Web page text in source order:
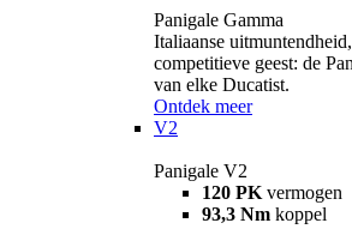
Panigale Gamma
Italiaanse
competitieve geest: de
van elke Ducatist.
Ontdek meer
V2
Panigale V2
120 PK vermogen
93,3 Nm koppel